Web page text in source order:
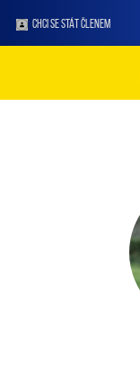
CHCI SE STÁT ČLENEM